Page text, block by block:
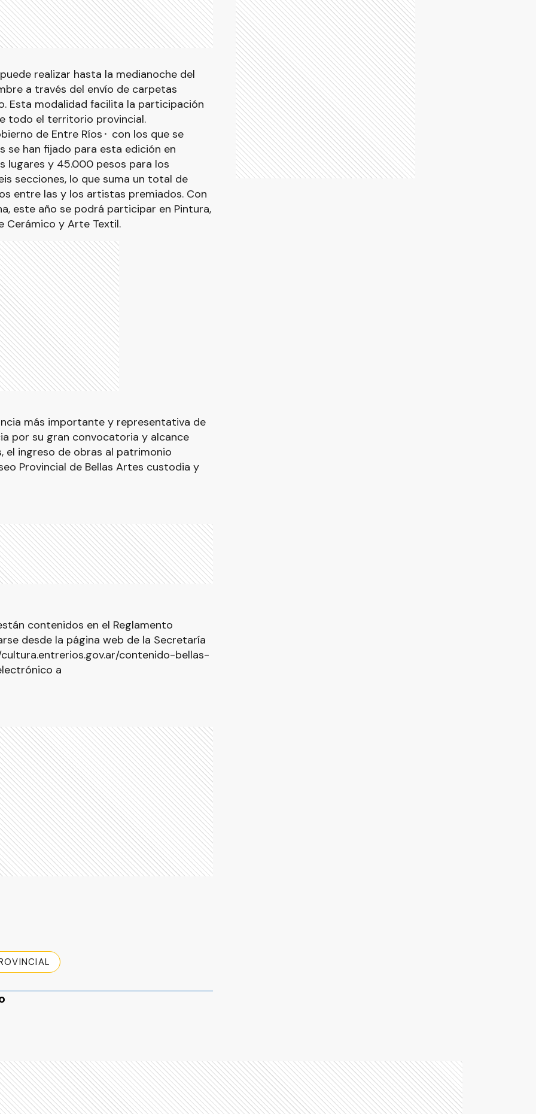
realizar hasta la medianoche del
a través del envío de carpetas
Esta modalidad facilita la participación
todo el territorio provincial.
de Entre Ríos⬝ con los que se
se han fijado para esta edición en
lugares y 45.000 pesos para los
secciones, lo que suma un total de
entre las y los artistas premiados. Con
este año se podrá participar en Pintura,
Cerámico y Arte Textil.
más importante y representativa de
por su gran convocatoria y alcance
ingreso de obras al patrimonio
Provincial de Bellas Artes custodia y
contenidos en el Reglamento
desde la página web de la Secretaría
contenido-bellas-
a